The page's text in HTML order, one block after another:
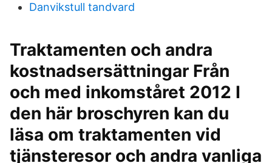
Danvikstull tandvard
Traktamenten och andra
kostnadsersättningar Från
och med inkomståret 2012 I
den här broschyren kan du
läsa om traktamenten vid
tjänsteresor och andra vanliga